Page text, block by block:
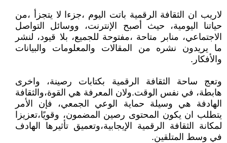
لاريب ان الثقافة الرقمية باتت اليوم ،جزءا لا يتجزأ ،من
حياتنا اليومية، حيث أصبح الإنترنت، ووسائل التواصل
الاجتماعي، منابر متاحة ،مفتوحة للجميع، بلا قيود، لنشر
ما يريدون نشره من المقالات والمعلومات والبيانات
والأفكار.
وتعج ساحة الثقافة الرقمية بكتابات رصينة، واخرى
هابطة، في نفس الوقت.ولان المعرفة هي القوة،والثقافة
الهادفة هي وسيلة حماية الوعي الجمعي، فإن الأمر
يتطلب ان يكون المحتوى رصين المضمون، وقويًا،تعزيزا
لمكانة الثقافة الرقمية الإيجابية،وتعميق تأثيرها الهادف
في وسط المتلقين.